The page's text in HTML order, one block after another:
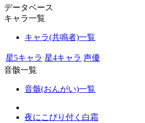
データベース
キャラ一覧
キャラ(共鳴者)一覧
星5キャラ 星4キャラ 声優
音骸一覧
音骸(おんがい)一覧
夜にこびり付く白霜